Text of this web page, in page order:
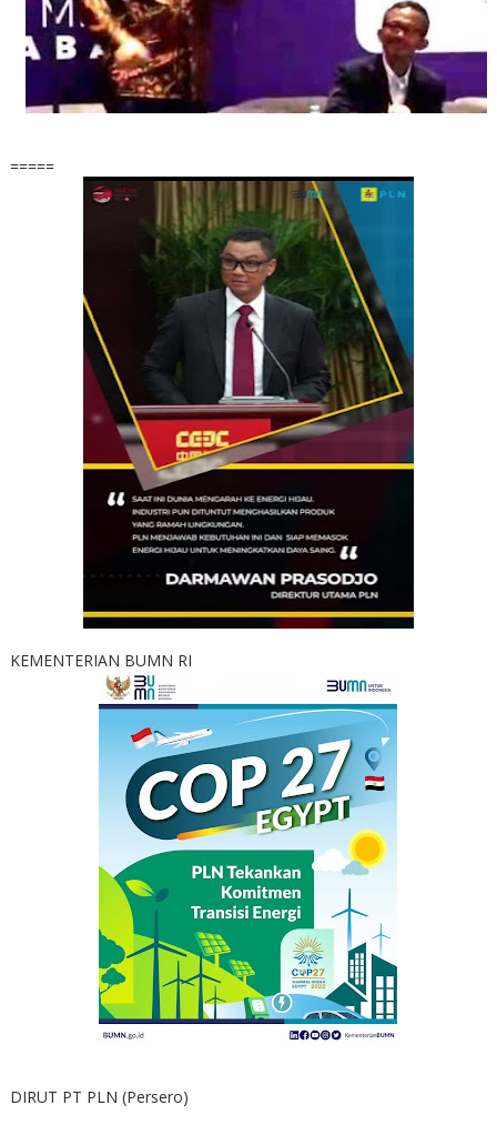
=====
KEMENTERIAN BUMN RI
DIRUT PT PLN (Persero)